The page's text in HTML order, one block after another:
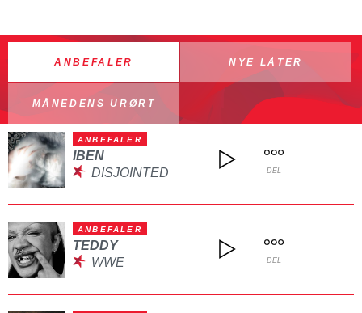
ANBEFALER NYE LÅTER
MÅNEDENS URØRT
ANBEFALER
IBEN
DISJOINTED
DEL
ANBEFALER
TEDDY
WWE
DEL